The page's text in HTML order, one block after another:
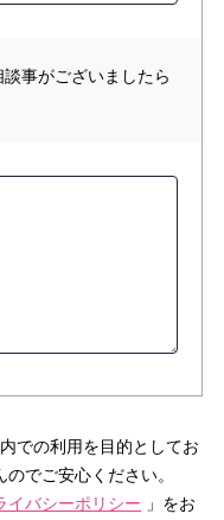
事がございましたら
での利用を目的としてお
でご安心ください。
イバシーポリシー 」をお